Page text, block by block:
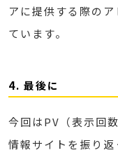
アに提供する際の
ています。
4. 最後に
今回はPV（表示回
情報サイトを振り